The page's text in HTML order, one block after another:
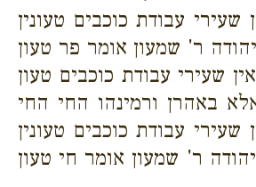
שעירי עבודת כוכבים טעונין
ר' שמעון אומר פר טעון
שעירי עבודת כוכבים טעון
באהרן ורמינהו החי החי
שעירי עבודת כוכבים טעונין
ר' שמעון אומר חי טעון